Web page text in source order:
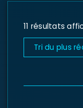
11 résultats
Tri du plus